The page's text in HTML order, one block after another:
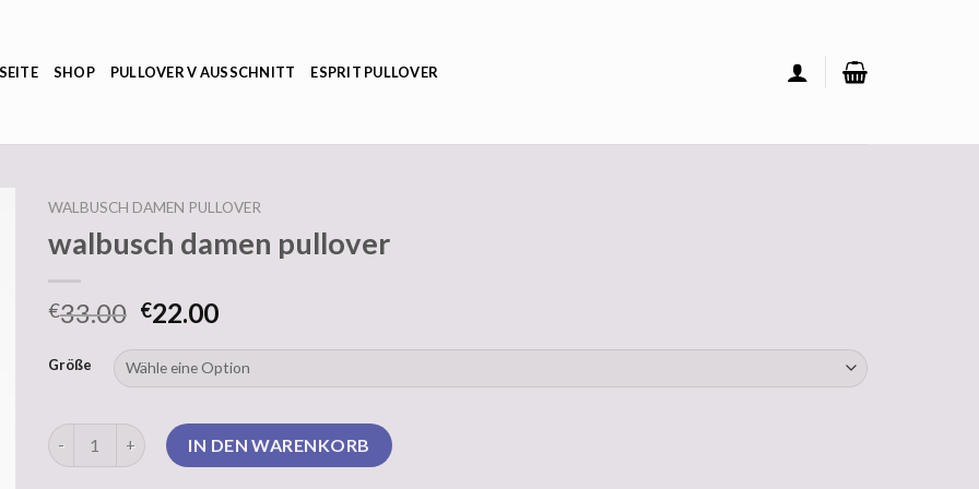
SHOP PULLOVER V AUSSCHNITT ESPRIT PULLOVER
WALBUSCH DAMEN PULLOVER
walbusch damen pullover
€33.00 €22.00
Größe
walbusch damen pullover MengeIN DEN WARENKORB